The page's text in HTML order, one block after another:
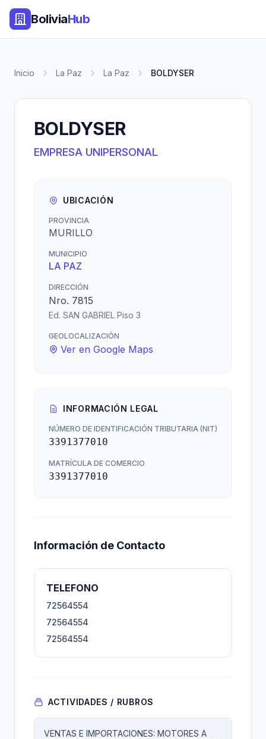
BoliviaHub
Inicio La Paz La Paz BOLDYSER
BOLDYSER
EMPRESA UNIPERSONAL
UBICACIÓN
PROVINCIA
MURILLO
MUNICIPIO
LA PAZ
DIRECCIÓN
Nro. 7815
Ed. SAN GABRIEL Piso 3
GEOLOCALIZACIÓN
Ver en Google Maps
INFORMACIÓN LEGAL
NÚMERO DE IDENTIFICACIÓN TRIBUTARIA (NIT)
3391377010
MATRÍCULA DE COMERCIO
3391377010
Información de Contacto
TELEFONO
72564554
72564554
72564554
ACTIVIDADES / RUBROS
VENTAS E IMPORTACIONES: MOTORES A